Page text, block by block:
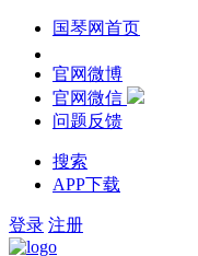
国琴网首页
官网微博
官网微信
问题反馈
搜索
APP下载
登录 注册